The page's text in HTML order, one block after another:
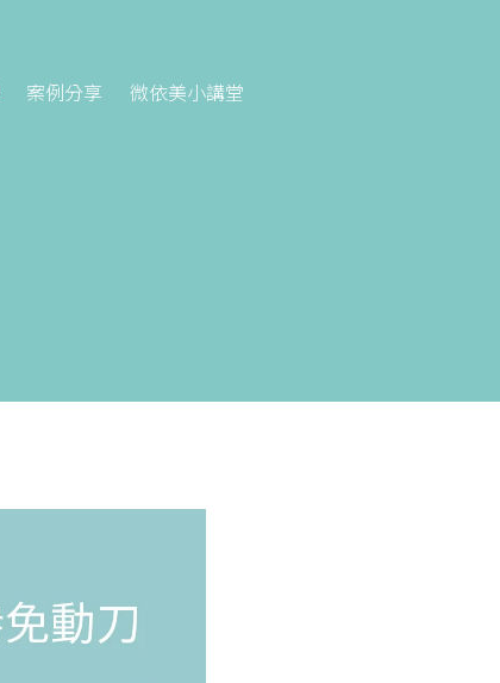
案例分享 微依美小講堂